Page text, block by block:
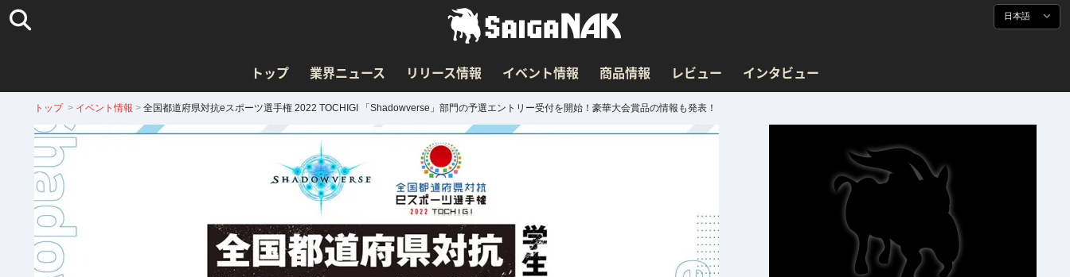
日本語
トップ 業界ニュース リリース情報 イベント情報 商品情報 レビュー インタビュー
トップ > イベント情報 > 全国都道府県対抗eスポーツ選手権 2022 TOCHIGI 「Shadowverse」部門の予選エントリー受付を開始！豪華大会賞品の情報も発表！